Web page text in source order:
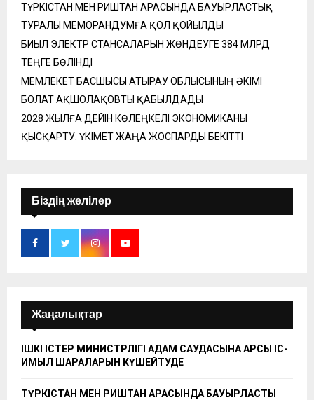
ТҮРКІСТАН МЕН РИШТАН АРАСЫНДА БАУЫРЛАСТЫҚ
ТУРАЛЫ МЕМОРАНДУМҒА ҚОЛ ҚОЙЫЛДЫ
БИЫЛ ЭЛЕКТР СТАНСАЛАРЫН ЖӨНДЕУГЕ 384 МЛРД
ТЕҢГЕ БӨЛІНДІ
МЕМЛЕКЕТ БАСШЫСЫ АТЫРАУ ОБЛЫСЫНЫҢ ӘКІМІ
БОЛАТ АҚШОЛАҚОВТЫ ҚАБЫЛДАДЫ
2028 ЖЫЛҒА ДЕЙІН КӨЛЕҢКЕЛІ ЭКОНОМИКАНЫ
ҚЫСҚАРТУ: ҮКІМЕТ ЖАҢА ЖОСПАРДЫ БЕКІТТІ
Біздің желілер
Жаңалықтар
ІШКІ ІСТЕР МИНИСТРЛІГІ АДАМ САУДАСЫНА ҚАРСЫ ІС-
ҚИМЫЛ ШАРАЛАРЫН КҮШЕЙТУДЕ
ТҮРКІСТАН МЕН РИШТАН АРАСЫНДА БАУЫРЛАСТЫҚ